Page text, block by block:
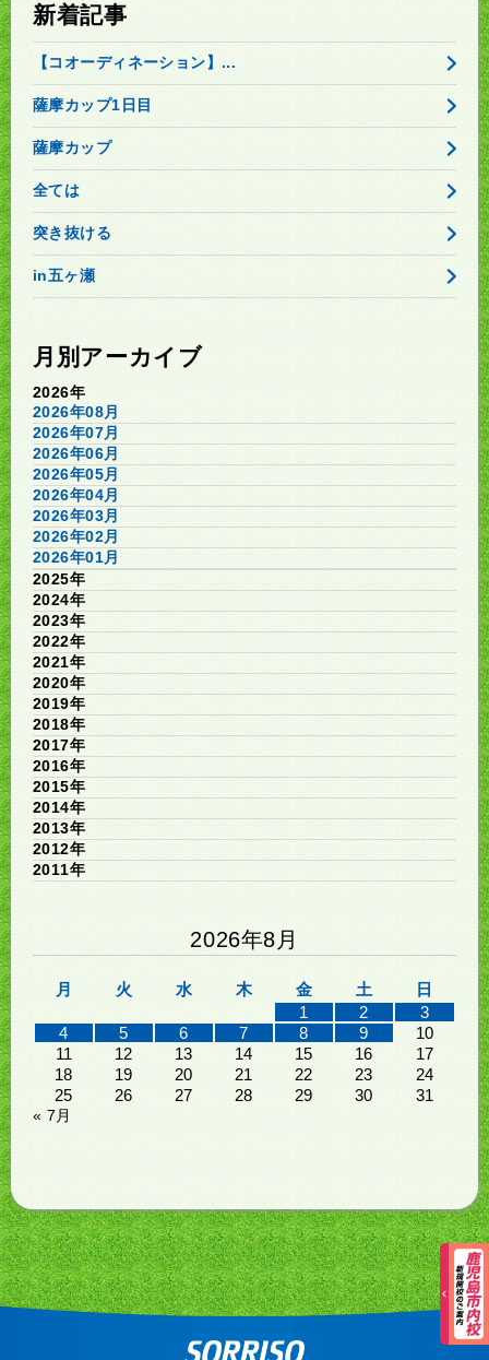
新着記事
【コオーディネーション】...
薩摩カップ1日目
薩摩カップ
全ては
突き抜ける
in五ヶ瀬
月別アーカイブ
2026年
2026年08月
2026年07月
2026年06月
2026年05月
2026年04月
2026年03月
2026年02月
2026年01月
2025年
2024年
2023年
2022年
2021年
2020年
2019年
2018年
2017年
2016年
2015年
2014年
2013年
2012年
2011年
2026年8月
月 火 水 木 金 土
日
1
2
3
4
5 6 7 8 9
10
11
12 13 14 15 16
17
18
19 20 21 22 23
24
25
26 27 28 29 30 31
« 7月